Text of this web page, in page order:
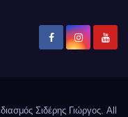
Σιδέρης Γιώργος. All